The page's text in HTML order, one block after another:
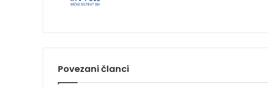
Povezani članci